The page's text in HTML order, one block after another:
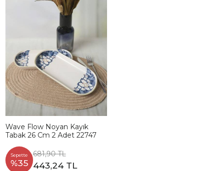
Wave Flow Noyan Kayık
Tabak 26 Cm 2 Adet 22747
Sepette
%35
681,90 TL
443,24 TL